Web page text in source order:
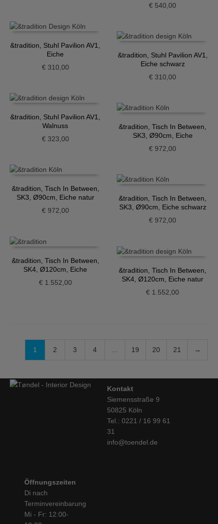
€ 540,00
&tradition, Stuhl Pavilion AV1,
Eiche
€310,00
&tradition, Stuhl Pavilion AV1,
Eiche schwarz
€ 310,00
&tradition, Stuhl Pavilion AV1,
Walnuss
€323,00
&tradition, Tisch In Between,
SK3, Ø90cm, Eiche
geräuchert
€ 972,00
&tradition, Tisch In Between,
SK3, Ø90cm, Eiche natur
€972,00
&tradition, Tisch In Between,
SK3, Ø90cm, Eiche schwarz
€ 972,00
&tradition, Tisch In Between,
SK4, Ø120cm, Eiche
€1.552,00
&tradition, Tisch In Between,
SK4, Ø120cm, Eiche natur
€ 1.552,00
1 2 3 4 … 19 20 21 →
Kontakt
Siemensstraße 9
50825 Köln
Tel.: 0221 / 16 99 61
31
info@toendel.de
Öffnungszeiten
Di nach
Terminvereinbarung
Mi - Fr: 12:00-